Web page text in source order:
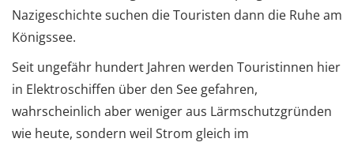
Nazigeschichte suchen die Touristen dann die Ruhe am
Königssee.
Seit ungefähr hundert Jahren werden Touristinnen hier
in Elektroschiffen über den See gefahren,
wahrscheinlich aber weniger aus Lärmschutzgründen
wie heute, sondern weil Strom gleich im